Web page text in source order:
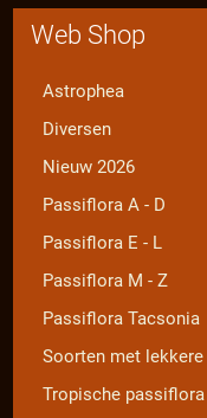
Web Shop
Astrophea
Diversen
Nieuw 2026
Passiflora A - D
Passiflora E - L
Passiflora M - Z
Passiflora Tacsonia
Soorten met
Tropische passiflora